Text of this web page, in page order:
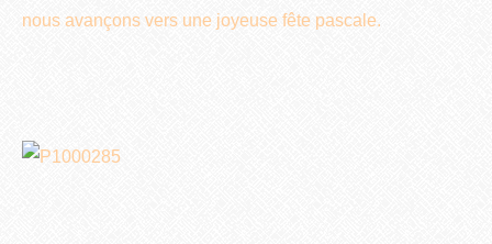
nous avançons vers une joyeuse fête pascale.